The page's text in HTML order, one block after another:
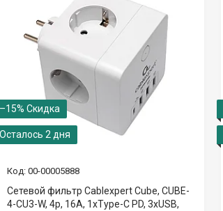
–15%
Осталось 2 дня
00-00005888
Сетевой фильтр Cablexpert Cube, CUBE-
4-CU3-W, 4р, 16А, 1xType-C PD, 3хUSB,